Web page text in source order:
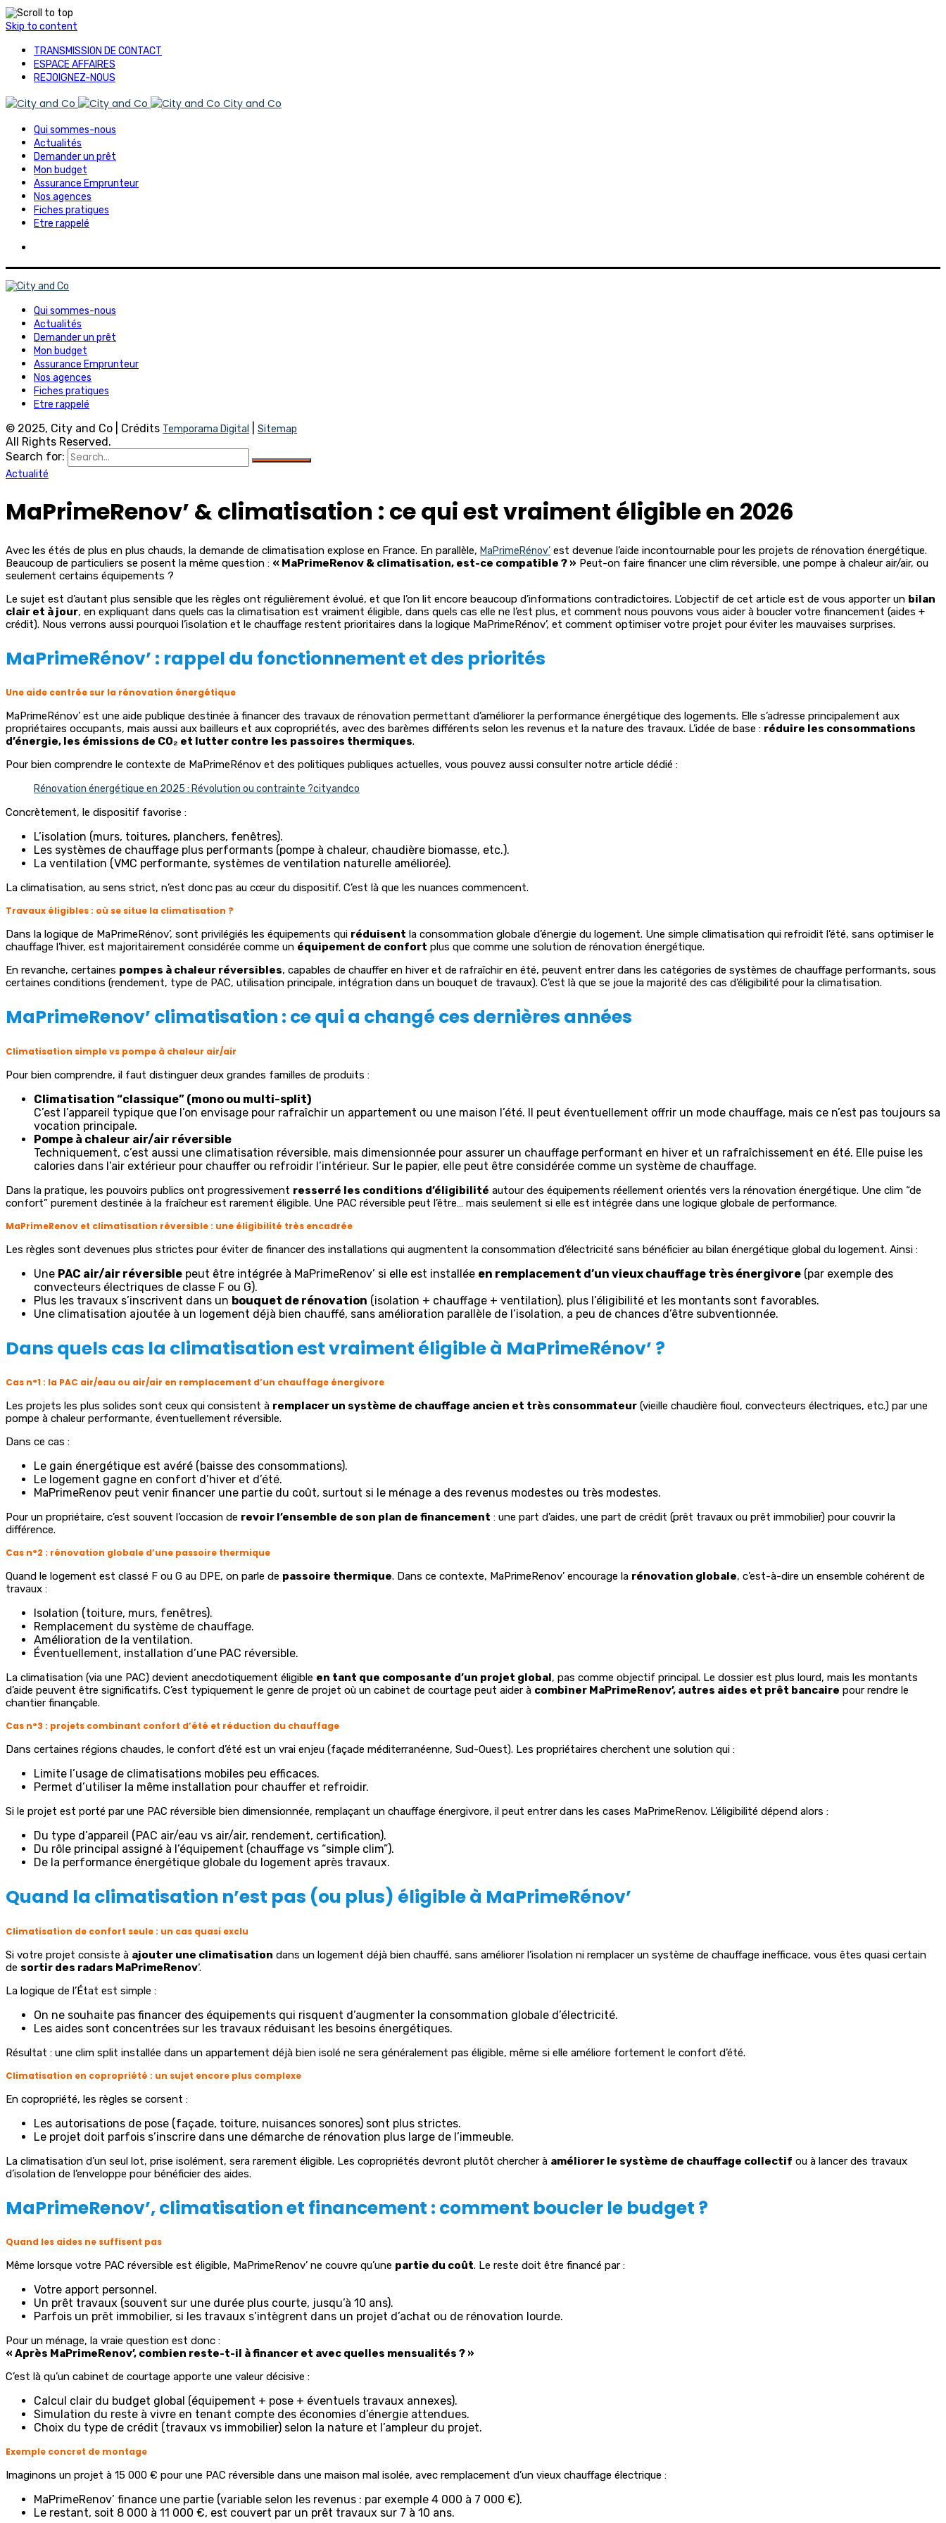
Skip to content
TRANSMISSION DE CONTACT
ESPACE AFFAIRES
REJOIGNEZ-NOUS
City and Co
Qui sommes-nous
Actualités
Demander un prêt
Mon budget
Assurance Emprunteur
Nos agences
Fiches pratiques
Etre rappelé
Qui sommes-nous
Actualités
Demander un prêt
Mon budget
Assurance Emprunteur
Nos agences
Fiches pratiques
Etre rappelé
© 2025, City and Co | Crédits Temporama Digital Sitemap
All Rights Reserved.
Search for:
Actualité
MaPrimeRenov’ & climatisation : ce qui est vraiment éligible en 2026
Avec les étés de plus en plus chauds, la demande de climatisation explose en France. En parallèle, MaPrimeRénov’ est devenue l’aide incontournable pour les projets de rénovation énergétique.
Beaucoup de particuliers se posent la même question : « MaPrimeRenov & climatisation, est-ce compatible ? » Peut-on faire financer une clim réversible, une pompe à chaleur air/air, ou
seulement certains équipements ?
Le sujet est d’autant plus sensible que les règles ont régulièrement évolué, et que l’on lit encore beaucoup d’informations contradictoires. L’objectif de cet article est de vous apporter un bilan
clair et à jour, en expliquant dans quels cas la climatisation est vraiment éligible, dans quels cas elle ne l’est plus, et comment nous pouvons vous aider à boucler votre financement (aides +
crédit). Nous verrons aussi pourquoi l’isolation et le chauffage restent prioritaires dans la logique MaPrimeRénov’, et comment optimiser votre projet pour éviter les mauvaises surprises.
MaPrimeRénov’ : rappel du fonctionnement et des priorités
Une aide centrée sur la rénovation énergétique
MaPrimeRénov’ est une aide publique destinée à financer des travaux de rénovation permettant d’améliorer la performance énergétique des logements. Elle s’adresse principalement aux
propriétaires occupants, mais aussi aux bailleurs et aux copropriétés, avec des barèmes différents selon les revenus et la nature des travaux. L’idée de base : réduire les consommations
d’énergie, les émissions de CO₂ et lutter contre les passoires thermiques.
Pour bien comprendre le contexte de MaPrimeRénov et des politiques publiques actuelles, vous pouvez aussi consulter notre article dédié :
Rénovation énergétique en 2025 : Révolution ou contrainte ?cityandco
Concrètement, le dispositif favorise :
L’isolation (murs, toitures, planchers, fenêtres).
Les systèmes de chauffage plus performants (pompe à chaleur, chaudière biomasse, etc.).
La ventilation (VMC performante, systèmes de ventilation naturelle améliorée).
La climatisation, au sens strict, n’est donc pas au cœur du dispositif. C’est là que les nuances commencent.
Travaux éligibles : où se situe la climatisation ?
Dans la logique de MaPrimeRénov’, sont privilégiés les équipements qui réduisent la consommation globale d’énergie du logement. Une simple climatisation qui refroidit l’été, sans optimiser le
chauffage l’hiver, est majoritairement considérée comme un équipement de confort plus que comme une solution de rénovation énergétique.
En revanche, certaines pompes à chaleur réversibles, capables de chauffer en hiver et de rafraîchir en été, peuvent entrer dans les catégories de systèmes de chauffage performants, sous
certaines conditions (rendement, type de PAC, utilisation principale, intégration dans un bouquet de travaux). C’est là que se joue la majorité des cas d’éligibilité pour la climatisation.
MaPrimeRenov’ climatisation : ce qui a changé ces dernières années
Climatisation simple vs pompe à chaleur air/air
Pour bien comprendre, il faut distinguer deux grandes familles de produits :
Climatisation “classique” (mono ou multi-split)
C’est l’appareil typique que l’on envisage pour rafraîchir un appartement ou une maison l’été. Il peut éventuellement offrir un mode chauffage, mais ce n’est pas toujours sa
vocation principale.
Pompe à chaleur air/air réversible
Techniquement, c’est aussi une climatisation réversible, mais dimensionnée pour assurer un chauffage performant en hiver et un rafraîchissement en été. Elle puise les
calories dans l’air extérieur pour chauffer ou refroidir l’intérieur. Sur le papier, elle peut être considérée comme un système de chauffage.
Dans la pratique, les pouvoirs publics ont progressivement resserré les conditions d’éligibilité autour des équipements réellement orientés vers la rénovation énergétique. Une clim “de
confort” purement destinée à la fraîcheur est rarement éligible. Une PAC réversible peut l’être… mais seulement si elle est intégrée dans une logique globale de performance.
MaPrimeRenov et climatisation réversible : une éligibilité très encadrée
Les règles sont devenues plus strictes pour éviter de financer des installations qui augmentent la consommation d’électricité sans bénéficier au bilan énergétique global du logement. Ainsi :
Une PAC air/air réversible peut être intégrée à MaPrimeRenov’ si elle est installée en remplacement d’un vieux chauffage très énergivore (par exemple des
convecteurs électriques de classe F ou G).
Plus les travaux s’inscrivent dans un bouquet de rénovation (isolation + chauffage + ventilation), plus l’éligibilité et les montants sont favorables.
Une climatisation ajoutée à un logement déjà bien chauffé, sans amélioration parallèle de l’isolation, a peu de chances d’être subventionnée.
Dans quels cas la climatisation est vraiment éligible à MaPrimeRénov’ ?
Cas n°1 : la PAC air/eau ou air/air en remplacement d’un chauffage énergivore
Les projets les plus solides sont ceux qui consistent à remplacer un système de chauffage ancien et très consommateur (vieille chaudière fioul, convecteurs électriques, etc.) par une
pompe à chaleur performante, éventuellement réversible.
Dans ce cas :
Le gain énergétique est avéré (baisse des consommations).
Le logement gagne en confort d’hiver et d’été.
MaPrimeRenov peut venir financer une partie du coût, surtout si le ménage a des revenus modestes ou très modestes.
Pour un propriétaire, c’est souvent l’occasion de revoir l’ensemble de son plan de financement : une part d’aides, une part de crédit (prêt travaux ou prêt immobilier) pour couvrir la
différence.
Cas n°2 : rénovation globale d’une passoire thermique
Quand le logement est classé F ou G au DPE, on parle de passoire thermique. Dans ce contexte, MaPrimeRenov’ encourage la rénovation globale, c’est-à-dire un ensemble cohérent de
travaux :
Isolation (toiture, murs, fenêtres).
Remplacement du système de chauffage.
Amélioration de la ventilation.
Éventuellement, installation d’une PAC réversible.
La climatisation (via une PAC) devient anecdotiquement éligible en tant que composante d’un projet global , pas comme objectif principal. Le dossier est plus lourd, mais les montants
d’aide peuvent être significatifs. C’est typiquement le genre de projet où un cabinet de courtage peut aider à combiner MaPrimeRenov’, autres aides et prêt bancaire pour rendre le
chantier finançable.
Cas n°3 : projets combinant confort d’été et réduction du chauffage
Dans certaines régions chaudes, le confort d’été est un vrai enjeu (façade méditerranéenne, Sud-Ouest). Les propriétaires cherchent une solution qui :
Limite l’usage de climatisations mobiles peu efficaces.
Permet d’utiliser la même installation pour chauffer et refroidir.
Si le projet est porté par une PAC réversible bien dimensionnée, remplaçant un chauffage énergivore, il peut entrer dans les cases MaPrimeRenov. L’éligibilité dépend alors :
Du type d’appareil (PAC air/eau vs air/air, rendement, certification).
Du rôle principal assigné à l’équipement (chauffage vs “simple clim”).
De la performance énergétique globale du logement après travaux.
Quand la climatisation n’est pas (ou plus) éligible à MaPrimeRénov’
Climatisation de confort seule : un cas quasi exclu
Si votre projet consiste à ajouter une climatisation dans un logement déjà bien chauffé, sans améliorer l’isolation ni remplacer un système de chauffage inefficace, vous êtes quasi certain
de sortir des radars MaPrimeRenov‘.
La logique de l’État est simple :
On ne souhaite pas financer des équipements qui risquent d’augmenter la consommation globale d’électricité.
Les aides sont concentrées sur les travaux réduisant les besoins énergétiques.
Résultat : une clim split installée dans un appartement déjà bien isolé ne sera généralement pas éligible, même si elle améliore fortement le confort d’été.
Climatisation en copropriété : un sujet encore plus complexe
En copropriété, les règles se corsent :
Les autorisations de pose (façade, toiture, nuisances sonores) sont plus strictes.
Le projet doit parfois s’inscrire dans une démarche de rénovation plus large de l’immeuble.
La climatisation d’un seul lot, prise isolément, sera rarement éligible. Les copropriétés devront plutôt chercher à améliorer le système de chauffage collectif ou à lancer des travaux
d’isolation de l’enveloppe pour bénéficier des aides.
MaPrimeRenov’, climatisation et financement : comment boucler le budget ?
Quand les aides ne suffisent pas
Même lorsque votre PAC réversible est éligible, MaPrimeRenov’ ne couvre qu’une partie du coût. Le reste doit être financé par :
Votre apport personnel.
Un prêt travaux (souvent sur une durée plus courte, jusqu’à 10 ans).
Parfois un prêt immobilier, si les travaux s’intègrent dans un projet d’achat ou de rénovation lourde.
Pour un ménage, la vraie question est donc :
« Après MaPrimeRenov’, combien reste-t-il à financer et avec quelles mensualités ? »
C’est là qu’un cabinet de courtage apporte une valeur décisive :
Calcul clair du budget global (équipement + pose + éventuels travaux annexes).
Simulation du reste à vivre en tenant compte des économies d’énergie attendues.
Choix du type de crédit (travaux vs immobilier) selon la nature et l’ampleur du projet.
Exemple concret de montage
Imaginons un projet à 15 000 € pour une PAC réversible dans une maison mal isolée, avec remplacement d’un vieux chauffage électrique :
MaPrimeRenov’ finance une partie (variable selon les revenus : par exemple 4 000 à 7 000 €).
Le restant, soit 8 000 à 11 000 €, est couvert par un prêt travaux sur 7 à 10 ans.